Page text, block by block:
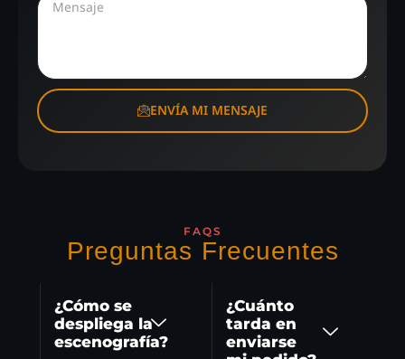
ENVÍA MI MENSAJE
FAQS
Preguntas Frecuentes
¿Cómo se
despliega la
escenografía?
¿Cuánto
tarda en
enviarse